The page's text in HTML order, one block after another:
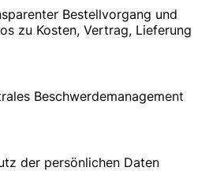
Bestellvorgang und
zu Kosten, Vertrag, Lieferung
Beschwerdemanagement
der persönlichen Daten